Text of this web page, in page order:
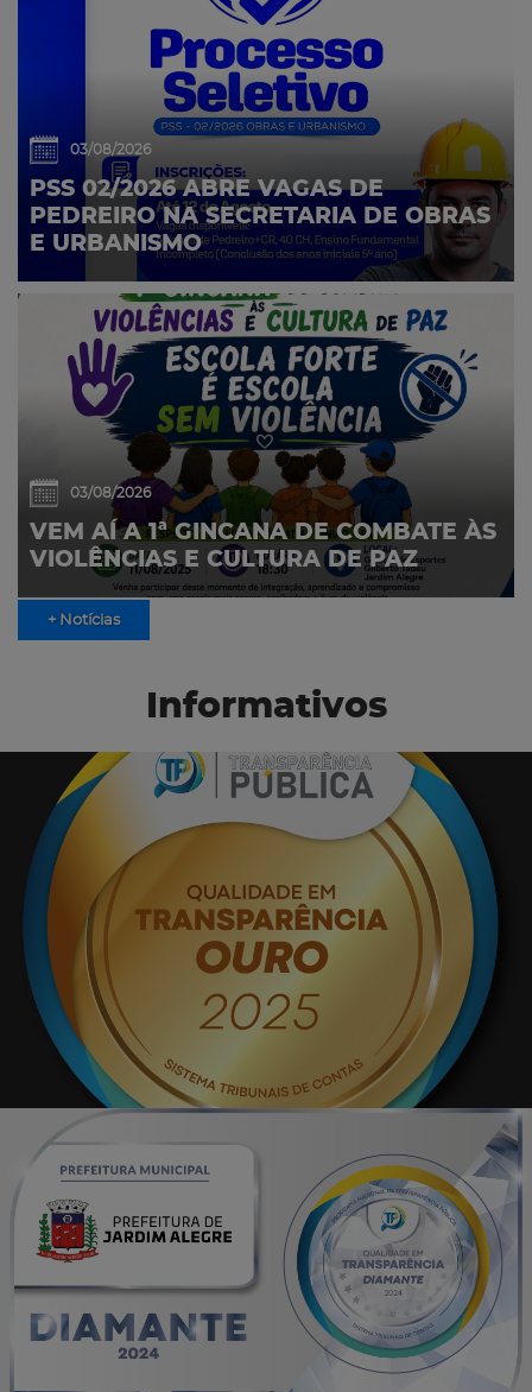
03/08/2026
PSS 02/2026 ABRE VAGAS DE
PEDREIRO NA SECRETARIA DE OBRAS
E URBANISMO
03/08/2026
VEM AÍ A 1ª GINCANA DE COMBATE ÀS
VIOLÊNCIAS E CULTURA DE PAZ
+ Notícias
Informativos